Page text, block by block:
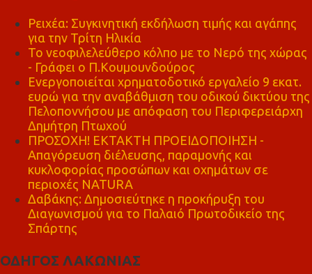
Ρειχέα: Συγκινητική εκδήλωση τιμής και αγάπης
για την Τρίτη Ηλικία
Το νεοφιλελεύθερο κόλπο με το Νερό της χώρας
- Γράφει ο Π.Κουμουνδούρος
Ενεργοποιείται χρηματοδοτικό εργαλείο 9 εκατ.
ευρώ για την αναβάθμιση του οδικού δικτύου της
Πελοποννήσου με απόφαση του Περιφερειάρχη
Δημήτρη Πτωχού
ΠΡΟΣΟΧΗ! ΕΚΤΑΚΤΗ ΠΡΟΕΙΔΟΠΟΙΗΣΗ -
Απαγόρευση διέλευσης, παραμονής και
κυκλοφορίας προσώπων και οχημάτων σε
περιοχές NATURA
Δαβάκης: Δημοσιεύτηκε η προκήρυξη του
Διαγωνισμού για το Παλαιό Πρωτοδικείο της
Σπάρτης
ΟΔΗΓΟΣ ΛΑΚΩΝΙΑΣ